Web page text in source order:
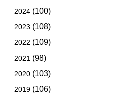
2024 (100)
2023 (108)
2022 (109)
2021 (98)
2020 (103)
2019 (106)